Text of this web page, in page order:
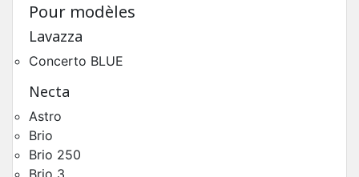
Pièces Détachées Distributeur Automatique
Pour modèles
Lavazza
Concerto BLUE
Necta
Astro
Brio
Brio 250